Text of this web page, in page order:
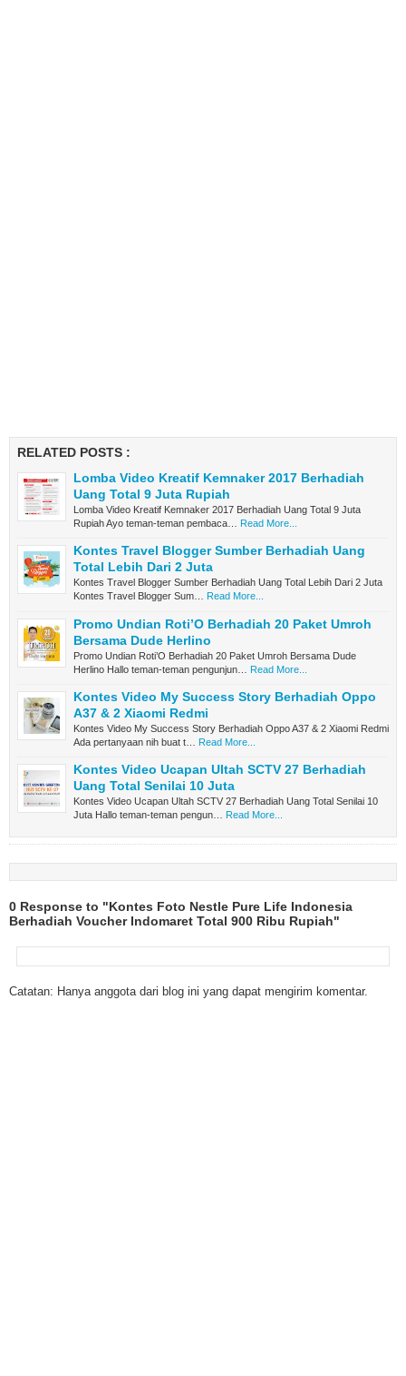
RELATED POSTS :
Lomba Video Kreatif Kemnaker 2017 Berhadiah
Uang Total 9 Juta Rupiah
Lomba Video Kreatif Kemnaker 2017 Berhadiah Uang Total 9 Juta
Rupiah Ayo teman-teman pembaca…
Read More...
Kontes Travel Blogger Sumber Berhadiah Uang
Total Lebih Dari 2 Juta
Kontes Travel Blogger Sumber Berhadiah Uang Total Lebih Dari 2 Juta
Kontes Travel Blogger Sum… Read More...
Promo Undian Roti’O Berhadiah 20 Paket Umroh
Bersama Dude Herlino
Promo Undian Roti’O Berhadiah 20 Paket Umroh Bersama Dude
Herlino Hallo teman-teman pengunjun…
Read More...
Kontes Video My Success Story Berhadiah Oppo
A37 & 2 Xiaomi Redmi
Kontes Video My Success Story Berhadiah Oppo A37 & 2 Xiaomi Redmi
Ada pertanyaan nih buat t…
Read More...
Kontes Video Ucapan Ultah SCTV 27 Berhadiah
Uang Total Senilai 10 Juta
Kontes Video Ucapan Ultah SCTV 27 Berhadiah Uang Total Senilai 10
Juta Hallo teman-teman pengun…
Read More...
0 Response to "Kontes Foto Nestle Pure Life Indonesia
Berhadiah Voucher Indomaret Total 900 Ribu Rupiah"
Catatan: Hanya anggota dari blog ini yang dapat mengirim komentar.